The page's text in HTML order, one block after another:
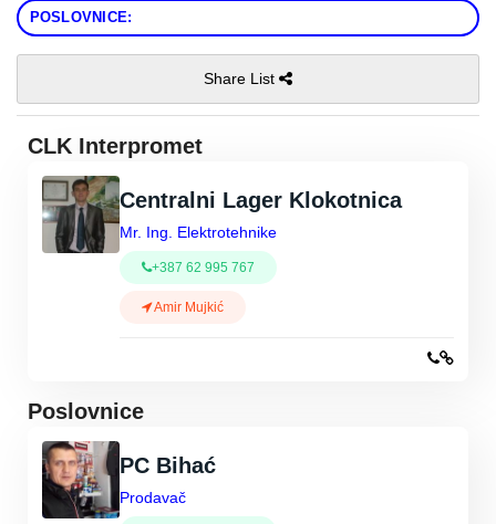
POSLOVNICE:
Share List
CLK Interpromet
Centralni Lager Klokotnica
Mr. Ing. Elektrotehnike
+387 62 995 767
Amir Mujkić
Poslovnice
PC Bihać
Prodavač